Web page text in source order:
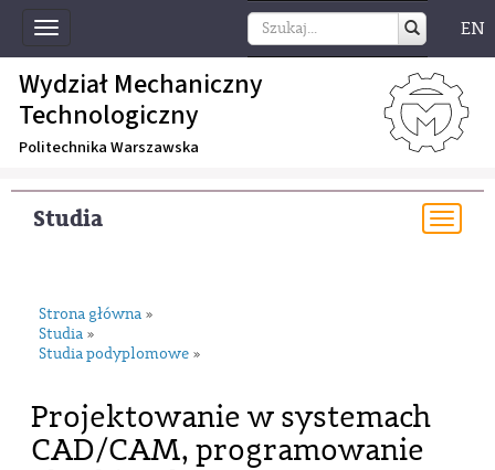
Toggle
navigation
EN
Wydział Mechaniczny
Technologiczny
Politechnika Warszawska
Studia
Strona główna »
Studia »
Studia podyplomowe »
Projektowanie w systemach
CAD/CAM, programowanie